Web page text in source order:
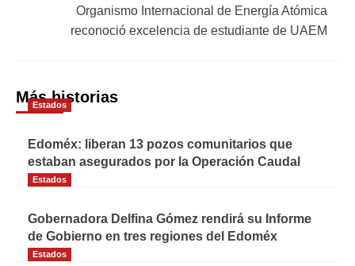
Organismo Internacional de Energía Atómica
reconoció excelencia de estudiante de UAEM
Más historias
Estados
Edoméx: liberan 13 pozos comunitarios que
estaban asegurados por la Operación Caudal
Estados
Gobernadora Delfina Gómez rendirá su Informe
de Gobierno en tres regiones del Edoméx
Estados